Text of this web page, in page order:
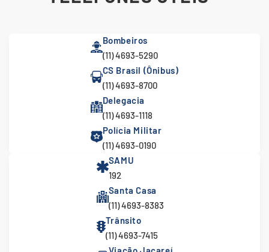
Bombeiros
(11) 4693-5290
CS Brasil (Ônibus)
(11) 4693-8700
Delegacia
(11) 4693-1118
Polícia Militar
(11) 4693-0190
SAMU
192
Santa Casa
(11) 4693-8383
Trânsito
(11) 4693-7415